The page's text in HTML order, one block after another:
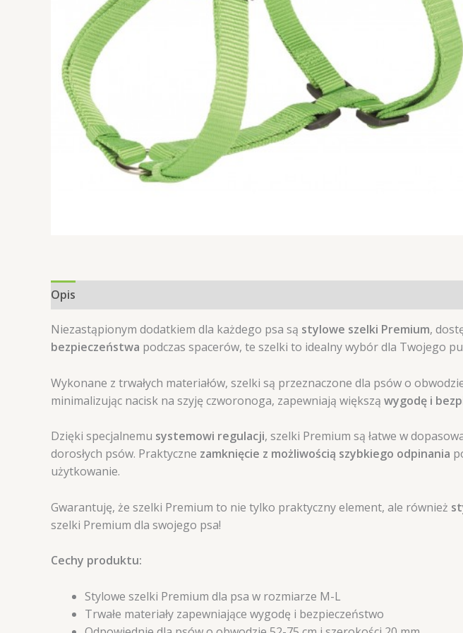
Opis
Niezastąpionym dodatkiem dla każdego psa są stylowe szelki Premium,
bezpieczeństwa podczas spacerów, te szelki to idealny wybór dla Twojego
Wykonane z trwałych materiałów, szelki są przeznaczone dla psów o
minimalizując nacisk na szyję czworonoga, zapewniają większą wygodę i
Dzięki specjalnemu systemowi regulacji, szelki Premium są łatwe w
dorosłych psów. Praktyczne zamknięcie z możliwością szybkiego odpinania
użytkowanie.
Gwarantuję, że szelki Premium to nie tylko praktyczny element, ale również
szelki Premium dla swojego psa!
Cechy produktu:
Stylowe szelki Premium dla psa w rozmiarze M-L
Trwałe materiały zapewniające wygodę i bezpieczeństwo